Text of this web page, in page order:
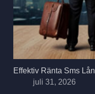
Effektiv Ränta Sms Lån
juli 31, 2026